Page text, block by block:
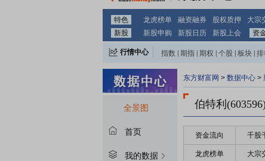
特色 龙虎榜单 融资融券 股权质押 大宗
新股
新股申购 新股日历 新股上会 资
行情中心 指数 期指 期权 个股 板块
全景图
首页
我的数据
东方财富网 > 数据中心 >
伯特利
资金流向 千股
龙虎榜单 大宗